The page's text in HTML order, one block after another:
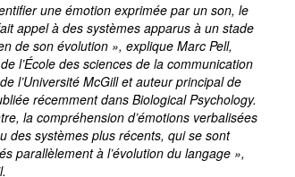
une émotion exprimée par un son, le
appel à des systèmes apparus à un stade
de son évolution », explique Marc Pell,
l’École des sciences de la communication
l’Université McGill et auteur principal de
récemment dans Biological Psychology.
la compréhension d’émotions verbalisées
des systèmes plus récents, qui se sont
parallèlement à l’évolution du langage »,